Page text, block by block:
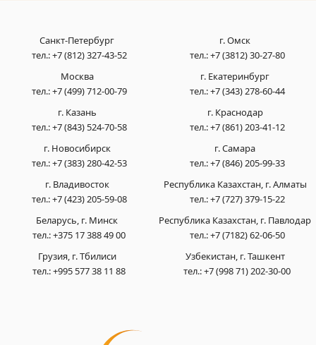
Санкт-Петербург
тел.:+7 (812) 327-43-52
Москва
тел.:+7 (499) 712-00-79
г. Казань
тел.:+7 (843) 524-70-58
г. Новосибирск
тел.:+7 (383) 280-42-53
г. Омск
тел.:+7 (3812) 30-27-80
г. Екатеринбург
тел.:+7 (343) 278-60-44
г. Краснодар
тел.:+7 (861) 203-41-12
г. Самара
тел.:+7 (846) 205-99-33
г. Владивосток
тел.:+7 (423) 205-59-08
Беларусь, г. Минск
тел.:+375 17 388 49 00
Грузия, г. Тбилиси
тел.:+995 577 38 11 88
Республика Казахстан, г. Алматы
тел.:+7 (727) 379-15-22
Республика Казахстан, г. Павлодар
тел.:+7 (7182) 62-06-50
Узбекистан, г. Ташкент
тел.:+7 (998 71) 202-30-00